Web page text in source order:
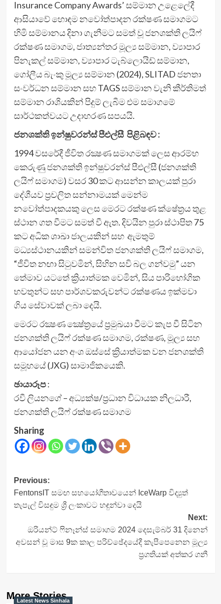
Insurance Company Awards’ සම්මාන උළෙලේදී
ආසියාවේ හොඳම නවෝත්පාදන රක්ෂණ සමාගමට
හිමි සම්මානය දිනා ගැනීමට සමත් වූ ජනශක්ති ලයිෆ්
රක්ෂණ සමාගම, ජාත්‍යන්තර මූල්‍ය සම්මාන, ව්‍යාපාර
පිනැකල් සම්මාන, ව්‍යාපාර ටැබ්ලොයිඩ් සම්මාන,
ගෝලීය බැංකු මූල්‍ය සම්මාන (2024), SLITAD ජනතා
සංවර්ධන සම්මාන සහ TAGS සම්මාන වැනි කීර්තිමත්
සම්මාන රාශියකින් පිදුම් ලැබීම එම සමාගමේ
සාර්ථකත්වයට උදාහරණ සපයයි.
ජනශක්ති ඉන්ෂුවරන්ස් පීඑල්සී පිළිබඳව :
1994 වසරේදී ජීවිත රක්‍ෂණ සමාගමක් ලෙස ආරම්භ
කෙරුණු ජනශක්ති ඉන්ෂුවරන්ස් පීඑල්සී (ජනශක්ති
ලයිෆ් සමාගම) වසර 30 කට ආසන්න කාලයක් පුරා
දේශීයව ප්‍රචලිත සන්නාමයක් මෙන්ම
නවෝත්පාදකයකු ලෙස මෙරට රක්ෂණ ක්ෂේත්‍රය තුළ
ස්ථාන ගත වීමට සමත් වී ඇත. දිවයින පුරා ස්ථාපිත 75
කට අධික ශාඛා ජාලයකින් සහ ඇමතුම්
මධ්‍යස්ථානයකින් සමන්විත ජනශක්ති ලයිෆ් සමාගම,
“ජීවිත නඟා සිටුවමින්, සිහින සවි බල ගන්වමු” යන
තේමාව යටතේ ක්‍රියාත්මක වෙමින්, සිය පාරිභෝගික
භවතුන්ට සහ පාර්ශවකරුවන්ට රක්ෂණය ඉක්මවා
ගිය සේවාවක් ලබා දෙයි.
මෙරට රක්‍ෂණ ක්‍ෂේත්‍රයේ ප්‍රමුඛයා වීමට කැප වී සිටින
ජනශක්ති ලයිෆ් රක්ෂණ සමාගම, රක්ෂණ, මූල්‍ය සහ
ආයෝජන යන අංශ ඔස්සේ ක්‍රියාත්මක වන ජනශක්ති
සමූහයේ (JXG) සාමාජිකයෙකි.
ඡායාරූප:
රවී ලියනගේ – අධ්‍යක්ෂ/ප්‍රධාන විධායක නිලධාරී,
ජනශක්ති ලයිෆ් රක්ෂණ සමාගම
Sharing
Post
navigation
Previous:
FentonsIT සමඟ සහයෝගීතාවයෙන් IceWarp විද්‍යුත්
තැපැල් විසඳුම ශ්‍රී ලංකාවට හඳුන්වා දෙයි
Next:
ඔරියන්ට් ෆිනෑන්ස් සමාගම 2024 දෙසැම්බර් 31 දිනෙන්
අවසන් වූ මාස 9ක කාල පරිච්ඡේදයේදී කැපීපෙනෙන මූල්‍ය
ප්‍රගතියක් අත්කර ගනී
More Stories
Latest News Sinhala